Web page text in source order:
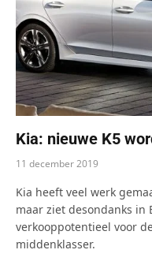
Kia: nieuwe K5
11 december 2019
Kia heeft veel werk
maar ziet desondanks in
verkooppotentieel voor
middenklasser.